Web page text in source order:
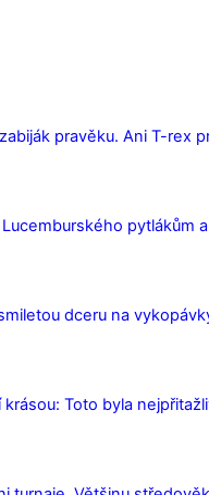
pravěku. Ani T-rex
pytlákům
dceru na
Toto byla